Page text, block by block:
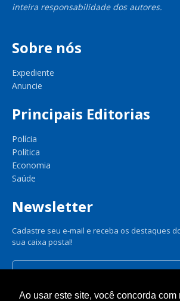
inteira responsabilidade dos autores.
Sobre nós
Expediente
Anuncie
Principais Editorias
Polícia
Política
Economia
Saúde
Newsletter
Cadastre seu e-mail e receba os destaques
sua caixa postal!
Ao usar este site, você concorda com